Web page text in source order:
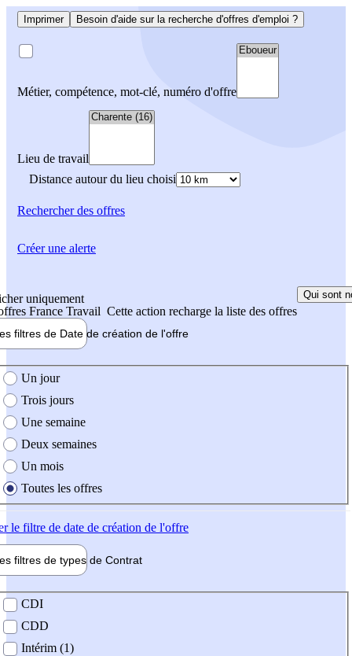
Imprimer Besoin d'aide sur la recherche d'offres d'emploi ?
Métier, compétence, mot-clé, numéro d'offre
Lieu de travail
Distance autour du lieu choisi
Rechercherdes offres
uniquement
France Travail Cette action recharge la liste des offres
Qui sont
filtres de Date de création de l'offre
création de l'offre
Un jour
Trois jours
Une semaine
Deux semaines
Un mois
Toutes les offres
le filtre de date de création de l'offre
filtres de types de Contrat
contrat
CDI
CDD
Intérim (1)
Créer une alerte